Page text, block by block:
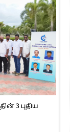
3 புதிய